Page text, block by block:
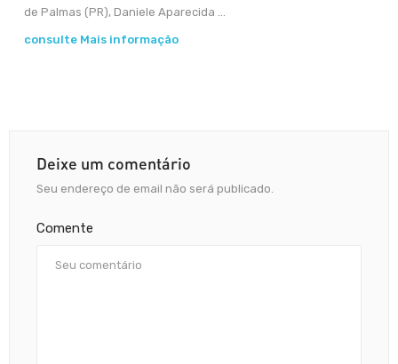
de Palmas (PR), Daniele Aparecida ...
consulte Mais informação
Deixe um comentário
Seu endereço de email não será publicado.
Comente